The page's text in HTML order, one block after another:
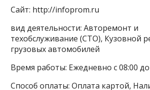
Сайт: http://infoprom.ru
вид деятельности: Авторемонт и
техобслуживание (СТО), Кузовной
грузовых автомобилей
Время работы: Ежедневно с 08:00 до
Способ оплаты: Оплата картой,